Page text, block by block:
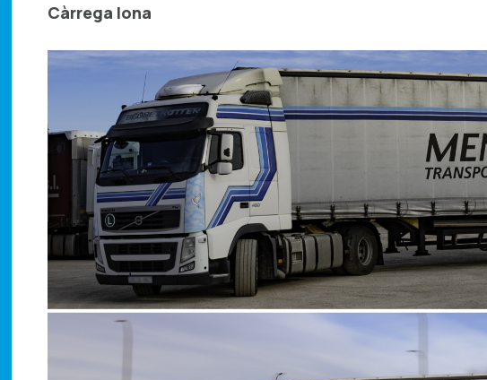
Càrrega lona